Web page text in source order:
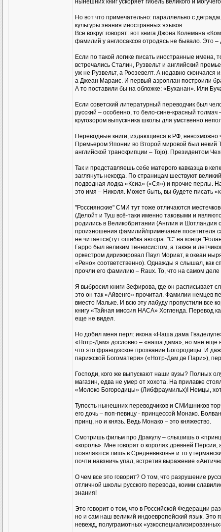
нынешних книг ускоряет гибель великого и
Но вот что примечательно: параллельно с
культуры знания иностранных языков.
Все вокруг говорят: вот книга Джона Колемана
фамилий у англосаксов отродясь не бывало. Это
Если по такой логике писать иностранные
встречались Сталин, Рузвельт и английский
уж не Рузвельт, а Роозевелт. А недавно
а Джеан Мараис. И первый аэроплан построили
А то поставили бы на обложке: «Буханан». Или
Если советский литературный переводчик был
русский – особенно, то бело-сине-красный толмач
кругозором выпускника школы для умственно
Переводные книги, издающиеся в РФ, невозможно
Премьером Японии во Второй мировой был некий
английской транскрипции – Tojo). Президентом
Так и представляешь себе матерого кавказца в
заглянуть некогда. По страницам шествуют
подводная лодка «Ксиа» («Ся») и прочие перлы.
это имя – Николя. Может быть, вы будете писать
"Россиянские" СМИ тут тоже отличаются
(Делойт и Туш всё-таки именно таковыми и
родились в Великобритании (Англия и Шотландия
произношения фамилий/примечание посетителя
не читается(тут ошибка автора. "С" на конце
Гарро был великим теннисистом, а также и
оркестром дирижировал Паул Мориат, в океан
«Рено» соответственно). Однажды я слышал, как
прочли его фамилию – Raux. То, что на самом
Я выбросил книги Зефирова, где он расписывает
это он так «Айвенго» прочитал. Фамилии немцев
вместо Мальке. И всю эту лабуду пропустили все
книгу «Тайная миссия НАСА» Хогленда. Перевод
еще не видел.
Но добил меня перл: икона «Наша дама
«Нотр-Дам» дословно – «наша дама», но мне еще
что это французское прозвание Богородицы. И
парижской Богоматери» («Нотр-Дам де Пари»),
Господи, кого же выпускают наши вузы? Полных
магазин, едва не умер от хохота. На прилавке
«Молоко Богородицы» (Либфраумильх)! Немцы,
Тупость нынешних переводчиков и СМИшников
его дочь – поп-певицу - принцессой Монако.
принц, но и князь. Ведь Монако – это княжество.
Смотришь фильм про Дракулу – слышишь о
«король». Мне говорят о королях древней
появляются лишь в Средневековье и то у
почти навзничь упал, встретив выражение
О чем все это говорит? О том, что разрушение
отличной школы русского перевода, коими
знания!
Это говорит о том, что в Российской Федерации
но и сам наш великий индоевропейский язык. Это
невежд, полуграмотных